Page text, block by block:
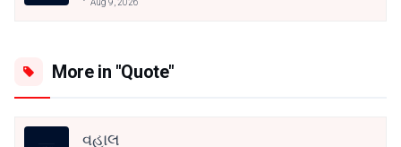
Aug 9, 2026
More in "Quote"
વહાલ